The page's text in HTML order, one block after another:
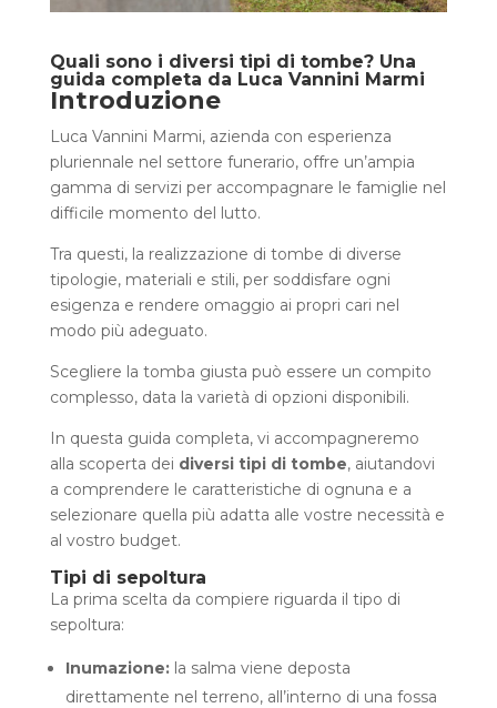
Quali sono i diversi tipi di tombe? Una
guida completa da Luca Vannini Marmi
Introduzione
Luca Vannini Marmi, azienda con esperienza
pluriennale nel settore funerario, offre un’ampia
gamma di servizi per accompagnare le famiglie nel
difficile momento del lutto.
Tra questi, la realizzazione di tombe di diverse
tipologie, materiali e stili, per soddisfare ogni
esigenza e rendere omaggio ai propri cari nel
modo più adeguato.
Scegliere la tomba giusta può essere un compito
complesso, data la varietà di opzioni disponibili.
In questa guida completa, vi accompagneremo
alla scoperta dei diversi tipi di tombe, aiutandovi
a comprendere le caratteristiche di ognuna e a
selezionare quella più adatta alle vostre necessità e
al vostro budget.
Tipi di sepoltura
La prima scelta da compiere riguarda il tipo di
sepoltura:
Inumazione:la salma viene deposta
direttamente nel terreno, all’interno di una fossa